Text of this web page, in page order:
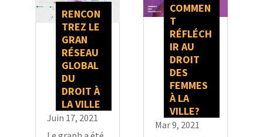
RENCON
TREZ LE
GRAN
RÉSEAU
GLOBAL
DU
DROIT À
LA VILLE
Juin 17, 2021
COMMEN
T
RÉFLÉCH
IR AU
DROIT
DES
FEMMES
À LA
VILLE?
Mar 9, 2021